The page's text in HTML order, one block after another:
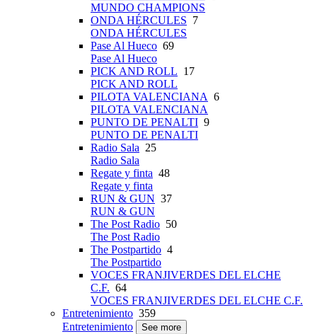
MUNDO CHAMPIONS
ONDA HÉRCULES 7
ONDA HÉRCULES
Pase Al Hueco 69
Pase Al Hueco
PICK AND ROLL 17
PICK AND ROLL
PILOTA VALENCIANA 6
PILOTA VALENCIANA
PUNTO DE PENALTI 9
PUNTO DE PENALTI
Radio Sala 25
Radio Sala
Regate y finta 48
Regate y finta
RUN & GUN 37
RUN & GUN
The Post Radio 50
The Post Radio
The Postpartido 4
The Postpartido
VOCES FRANJIVERDES DEL ELCHE
C.F. 64
VOCES FRANJIVERDES DEL ELCHE C.F.
Entretenimiento 359
Entretenimiento
See more